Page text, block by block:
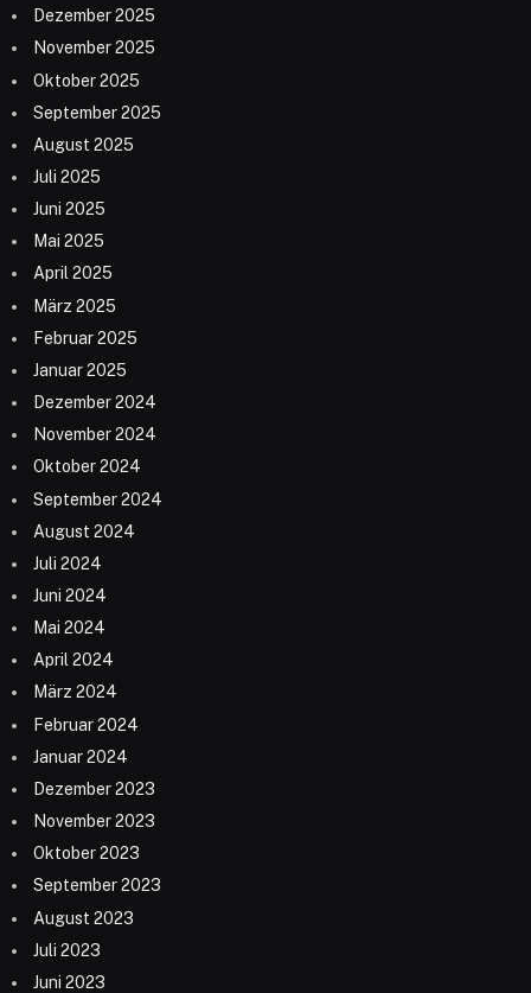
Dezember 2025
November 2025
Oktober 2025
September 2025
August 2025
Juli 2025
Juni 2025
Mai 2025
April 2025
März 2025
Februar 2025
Januar 2025
Dezember 2024
November 2024
Oktober 2024
September 2024
August 2024
Juli 2024
Juni 2024
Mai 2024
April 2024
März 2024
Februar 2024
Januar 2024
Dezember 2023
November 2023
Oktober 2023
September 2023
August 2023
Juli 2023
Juni 2023